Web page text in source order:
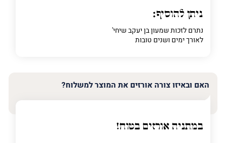
ניתן להוסיף:
נתרם לזכות שמעון בן יעקב שיחי'
לאורך ימים ושנים טובות
האם ובאיזו צורה אורזים את המוצר למשלוח?
במתניה אורזים בטוח!